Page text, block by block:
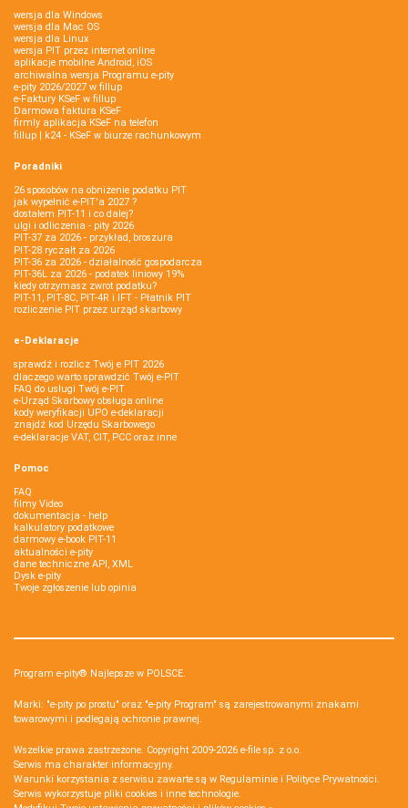
wersja dla Windows
wersja dla Mac OS
wersja dla Linux
wersja PIT przez internet online
aplikacje mobilne Android, iOS
archiwalna wersja Programu e-pity
e-pity 2026/2027 w fillup
e‑Faktury KSeF w fillup
Darmowa faktura KSeF
firmly aplikacja KSeF na telefon
fillup | k24 - KSeF w biurze rachunkowym
Poradniki
26 sposobów na obniżenie podatku PIT
jak wypełnić e-PIT'a 2027 ?
dostałem PIT-11 i co dalej?
ulgi i odliczenia - pity 2026
PIT-37 za 2026 - przykład, broszura
PIT-28 ryczałt za 2026
PIT-36 za 2026 - działalność gospodarcza
PIT-36L za 2026 - podatek liniowy 19%
kiedy otrzymasz zwrot podatku?
PIT-11, PIT-8C, PIT-4R i IFT - Płatnik PIT
rozliczenie PIT przez urząd skarbowy
e-Deklaracje
sprawdź i rozlicz Twój e PIT 2026
dlaczego warto sprawdzić Twój e-PIT
FAQ do usługi Twój e-PIT
e-Urząd Skarbowy obsługa online
kody weryfikacji UPO e-deklaracji
znajdź kod Urzędu Skarbowego
e-deklaracje VAT, CIT, PCC oraz inne
Pomoc
FAQ
filmy Video
dokumentacja - help
kalkulatory podatkowe
darmowy e-book PIT-11
aktualności e-pity
dane techniczne API, XML
Dysk e-pity
Twoje zgłoszenie lub opinia
Program e-pity® Najlepsze w POLSCE.
Marki: "e-pity po prostu" oraz "e-pity Program" są zarejestrowanymi znakami
towarowymi i podlegają ochronie prawnej.
Wszelkie prawa zastrzeżone. Copyright 2009-2026 e-file sp. z o.o.
Serwis ma charakter informacyjny.
Warunki korzystania z serwisu zawarte są w Regulaminie i Polityce Prywatności.
Serwis wykorzystuje pliki cookies i inne technologie.